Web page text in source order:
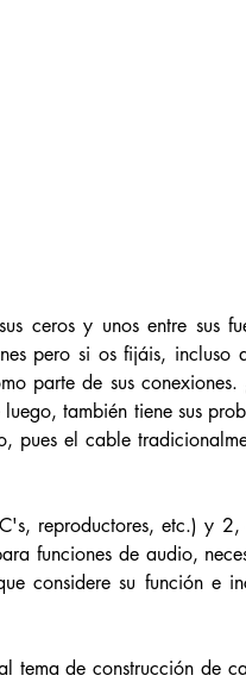
ceros y unos entre sus
pero si os fijáis, incluso
parte de sus conexiones.
también tiene sus
pues el cable
reproductores, etc.) y 2,
funciones de audio,
considere su función e
tema de construcción de